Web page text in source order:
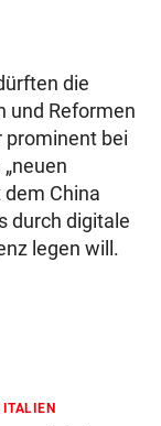
die
und Reformen
prominent bei
China
durch digitale
legen will.